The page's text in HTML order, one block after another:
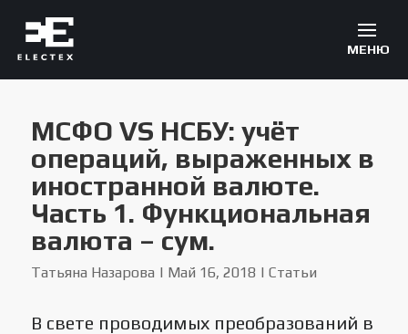
МСФО VS НСБУ: учёт
операций, выраженных в
иностранной валюте.
Часть 1. Функциональная
валюта – сум.
Татьяна Назарова | Май 16, 2018 | Статьи
В свете проводимых преобразований в